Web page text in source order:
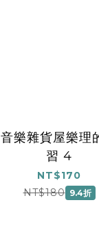
音樂雜貨屋樂理
習 4
NT$170
NT$180 9.4折